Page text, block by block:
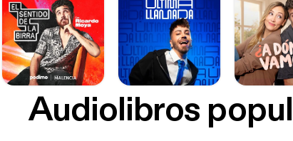
Audiolibros